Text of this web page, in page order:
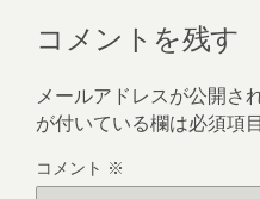
コメントを残す
メールアドレスが公開さ
が付いている欄は必須項
コメント ※